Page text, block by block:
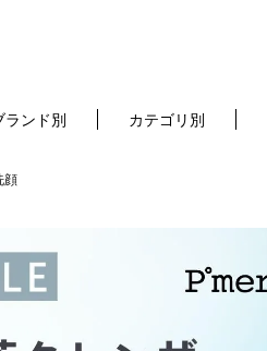
ランド別 カテゴリ別
顔